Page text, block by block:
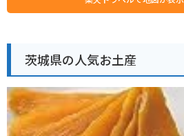
茨城県の人気お土産